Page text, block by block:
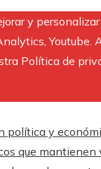
y
Política de
política y
que